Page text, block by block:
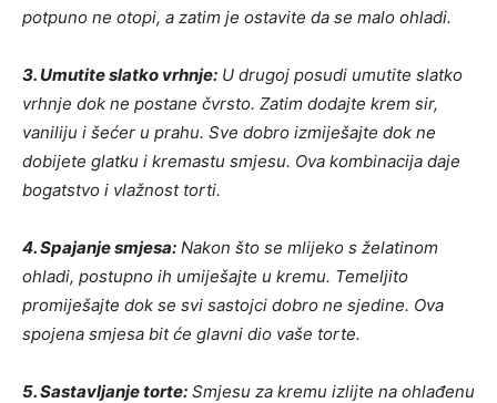
potpuno ne otopi, a zatim je ostavite da se malo ohladi.
3. Umutite slatko vrhnje: U drugoj posudi umutite slatko
vrhnje dok ne postane čvrsto. Zatim dodajte krem sir,
vaniliju i šećer u prahu. Sve dobro izmiješajte dok ne
dobijete glatku i kremastu smjesu. Ova kombinacija daje
bogatstvo i vlažnost torti.
4. Spajanje smjesa: Nakon što se mlijeko s želatinom
ohladi, postupno ih umiješajte u kremu. Temeljito
promiješajte dok se svi sastojci dobro ne sjedine. Ova
spojena smjesa bit će glavni dio vaše torte.
5. Sastavljanje torte: Smjesu za kremu izlijte na ohlađenu